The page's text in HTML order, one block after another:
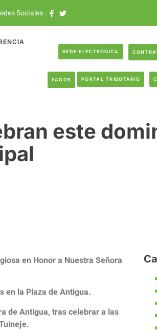
Sociales :
SEDE ELECTRÓNICA
PAGOS PORTAL TRIBUTARIO
este
en Honor a Nuestra Señora
en la Plaza de Antigua.
de Antigua, tras celebrar a las